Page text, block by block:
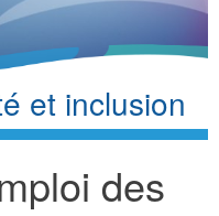
et inclusion
des